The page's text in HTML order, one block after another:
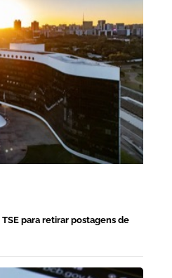
para retirar postagens de